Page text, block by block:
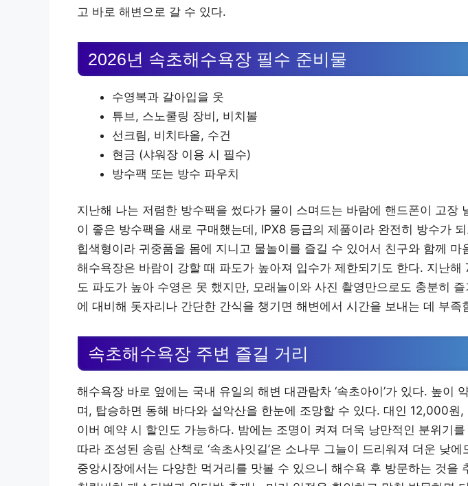
고 바로 해변으로 갈 수 있다.
2026년 속초해수욕장 필수 준비물
수영복과 갈아입을 옷
튜브, 스노쿨링 장비, 비치볼
선크림, 비치타올, 수건
현금 (샤워장 이용 시 필수)
방수팩 또는 방수 파우치
지난해 나는 저렴한 방수팩을 썼다가 물이 스며드는 바람에 핸드폰이 고장
이 좋은 방수팩을 새로 구매했는데, IPX8 등급의 제품이라 완전히 방수가
힙색형이라 귀중품을 몸에 지니고 물놀이를 즐길 수 있어서 친구와 함께 마
해수욕장은 바람이 강할 때 파도가 높아져 입수가 제한되기도 한다. 지난해
도 파도가 높아 수영은 못 했지만, 모래놀이와 사진 촬영만으로도 충분히
에 대비해 돗자리나 간단한 간식을 챙기면 해변에서 시간을 보내는 데 부족
속초해수욕장 주변 즐길 거리
해수욕장 바로 옆에는 국내 유일의 해변 대관람차 ‘속초아이’가 있다. 높이
며, 탑승하면 동해 바다와 설악산을 한눈에 조망할 수 있다. 대인 12,000원
이버 예약 시 할인도 가능하다. 밤에는 조명이 켜져 더욱 낭만적인 분위기
따라 조성된 송림 산책로 ‘속초사잇길’은 소나무 그늘이 드리워져 더운 낮
중앙시장에서는 다양한 먹거리를 맛볼 수 있으니 해수욕 후 방문하는 것을